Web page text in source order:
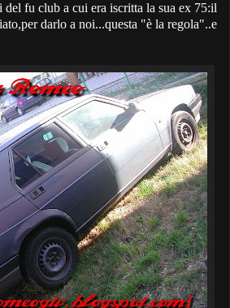
fu club a cui era iscritta la sua ex 75:il
darlo a noi...questa "è la regola"..e